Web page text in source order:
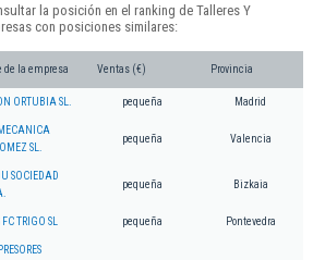
la posición en el ranking de Talleres Y
con posiciones similares:
de la empresa Ventas (€) Provincia
ORTUBIA SL. pequeña Madrid
SL.
pequeña Valencia
SOCIEDAD
pequeña Bizkaia
TRIGO SL pequeña Pontevedra